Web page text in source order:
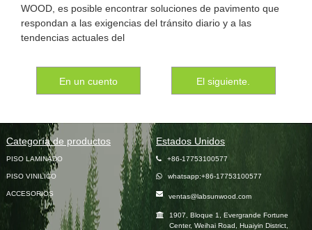
WOOD, es posible encontrar soluciones de pavimento que
respondan a las exigencias del tránsito diario y a las
tendencias actuales del
En un cuento El siguiente.
Categoría de productos
PISO LAMINADO
PISO VINILICO
ACCESORIOS
Estados Unidos
+86-17753100577
whatsapp:+86-17753100577
ventas@labsunwood.com
1907, Bloque 1, Evergrande Fortune
Center, Weihai Road, Huaiyin District,